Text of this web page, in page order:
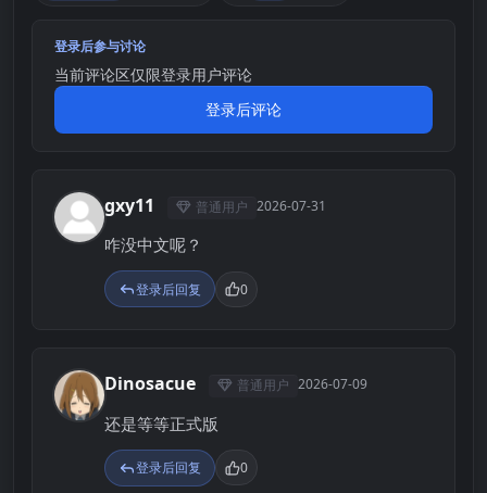
登录后参与讨论
当前评论区仅限登录用户评论
登录后评论
G gxy11 普通用户 2026-07-31
咋没中文呢？
登录后回复 0
D Dinosacue 普通用户 2026-07-09
还是等等正式版
登录后回复 0